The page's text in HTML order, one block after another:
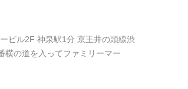
ビル2F 神泉駅1分 京王井の頭線渋
の道を入ってファミリーマー